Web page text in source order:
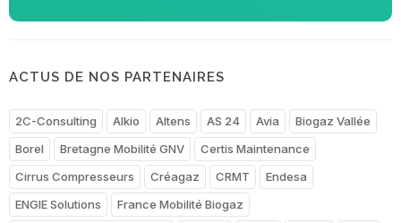
ACTUS DE NOS PARTENAIRES
2C-Consulting Alkio Altens AS 24 Avia
Biogaz Vallée
Borel
Bretagne Mobilité GNV
Certis Maintenance
Cirrus Compresseurs
Créagaz CRMT
Endesa
ENGIE Solutions
France Mobilité Biogaz